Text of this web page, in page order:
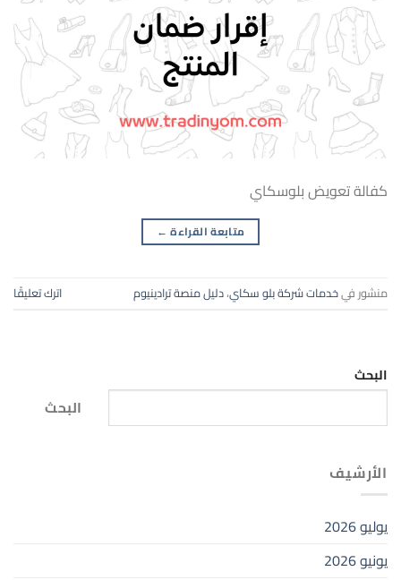
كفالة تعويض بلوسكاي
متابعة القراءة ←
منشور فيخدمات شركة بلو سكاي،دليل منصة ترادينيوم اترك تعليقًا
البحث
البحث
الأرشيف
يوليو 2026
يونيو 2026